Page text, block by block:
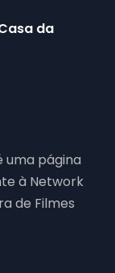
da
uma página
à Network
de Filmes